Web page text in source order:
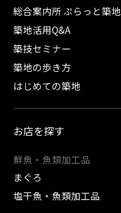
総合案内所 ぷらっと築地
築地活用Q&A
築技セミナー
築地の歩き方
はじめての築地
お店を探す
鮮魚・魚類加工品
まぐろ
塩干魚・魚類加工品